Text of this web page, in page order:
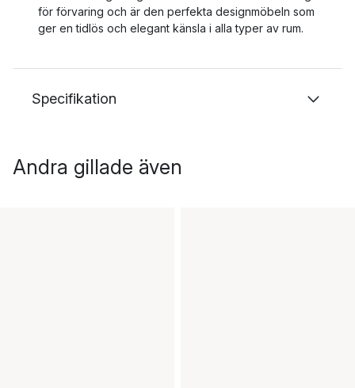
för förvaring och är den perfekta designmöbeln som
ger en tidlös och elegant känsla i alla typer av rum.
Specifikation
Andra gillade även